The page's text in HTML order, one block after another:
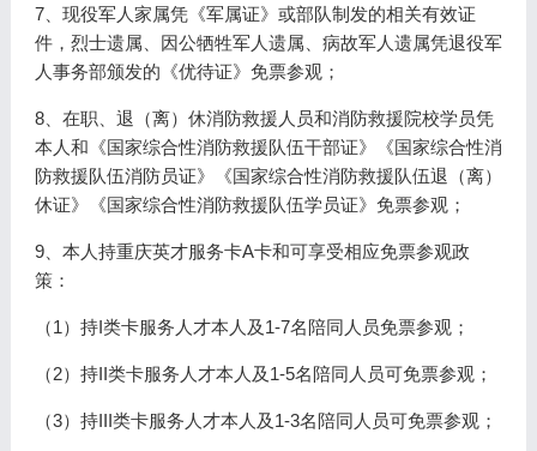
7、现役军人家属凭《军属证》或部队制发的相关有效证
件，烈士遗属、因公牺牲军人遗属、病故军人遗属凭退役军
人事务部颁发的《优待证》免票参观；
8、在职、退（离）休消防救援人员和消防救援院校学员凭
本人和《国家综合性消防救援队伍干部证》《国家综合性消
防救援队伍消防员证》《国家综合性消防救援队伍退（离）
休证》《国家综合性消防救援队伍学员证》免票参观；
9、本人持重庆英才服务卡A卡和可享受相应免票参观政
策：
（1）持I类卡服务人才本人及1-7名陪同人员免票参观；
（2）持II类卡服务人才本人及1-5名陪同人员可免票参观；
（3）持III类卡服务人才本人及1-3名陪同人员可免票参观；